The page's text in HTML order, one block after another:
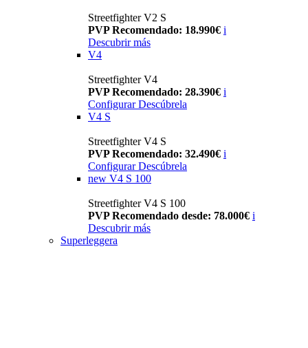
Streetfighter V2 S
PVP Recomendado: 18.990€ i
Descubrir más
V4
Streetfighter V4
PVP Recomendado: 28.390€ i
Configurar Descúbrela
V4 S
Streetfighter V4 S
PVP Recomendado: 32.490€ i
Configurar Descúbrela
new V4 S 100
Streetfighter V4 S 100
PVP Recomendado desde: 78.000€ i
Descubrir más
Superleggera